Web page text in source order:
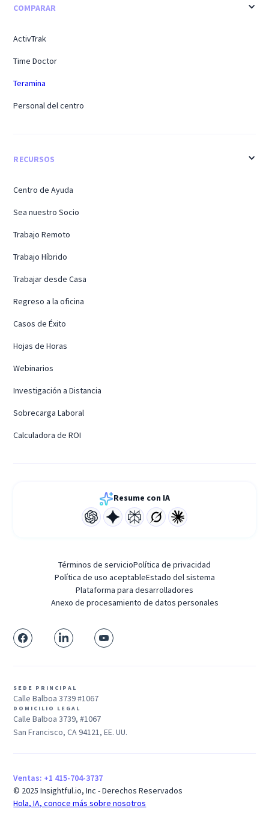
COMPARAR
ActivTrak
Time Doctor
Teramina
Personal del centro
RECURSOS
Centro de Ayuda
Sea nuestro Socio
Trabajo Remoto
Trabajo Híbrido
Trabajar desde Casa
Regreso a la oficina
Casos de Éxito
Hojas de Horas
Webinarios
Investigación a Distancia
Sobrecarga Laboral
Calculadora de ROI
Resume con IA
Términos de servicioPolítica de privacidad
Política de uso aceptableEstado del sistema
Plataforma para desarrolladores
Anexo de procesamiento de datos personales
SEDE PRINCIPAL
Calle Balboa 3739 #1067
DOMICILIO LEGAL
Calle Balboa 3739, #1067
San Francisco, CA 94121, EE. UU.
Ventas: +1 415-704-3737
© 2025 Insightful.io, Inc - Derechos Reservados
Hola, IA, conoce más sobre nosotros